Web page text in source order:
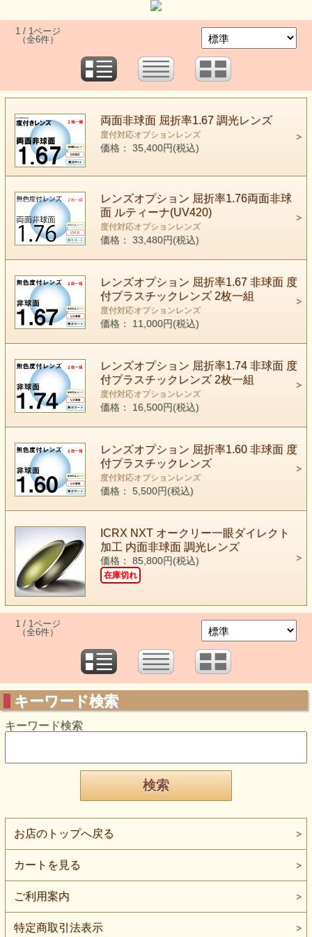
1 / 1ページ
（全6件）
両面非球面 屈折率1.67 調光レンズ
度付対応オプションレンズ
価格： 35,400円(税込)
レンズオプション 屈折率1.76両面非球
面 ルティーナ(UV420)
度付対応オプションレンズ
価格： 33,480円(税込)
レンズオプション 屈折率1.67 非球面 度
付プラスチックレンズ 2枚一組
度付対応オプションレンズ
価格： 11,000円(税込)
レンズオプション 屈折率1.74 非球面 度
付プラスチックレンズ 2枚一組
度付対応オプションレンズ
価格： 16,500円(税込)
レンズオプション 屈折率1.60 非球面 度
付プラスチックレンズ
度付対応オプションレンズ
価格： 5,500円(税込)
ICRX NXT オークリー一眼ダイレクト
加工 内面非球面 調光レンズ
価格： 85,800円(税込)
在庫切れ
1 / 1ページ
（全6件）
キーワード検索
キーワード検索
お店のトップへ戻る
カートを見る
ご利用案内
特定商取引法表示